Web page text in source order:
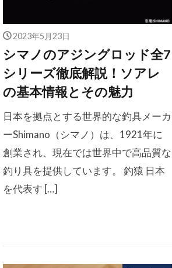
2023年5月23日
シマノのアジングロッド全7
シリーズ徹底解説！ソアレ
の基本情報とその魅力
日本を拠点とする世界的な釣具メーカ
ーShimano（シマノ）は、1921年に
創業され、現在では世界中で高品質な
釣り具を提供しています。 釣猿 日本
を代表す […]